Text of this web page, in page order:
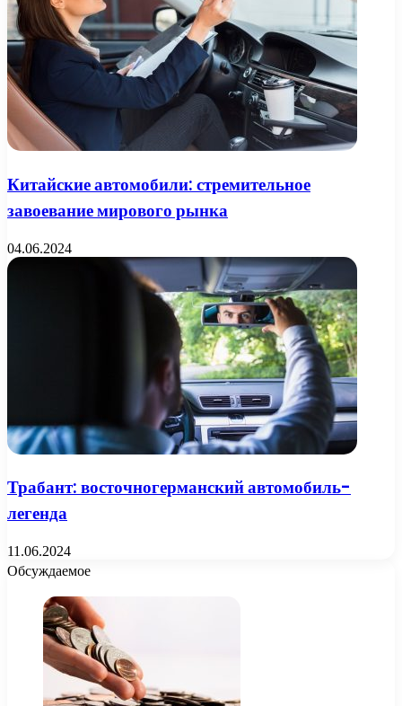
Китайские автомобили: стремительное
завоевание мирового рынка
04.06.2024
Трабант: восточногерманский автомобиль-
легенда
11.06.2024
Обсуждаемое